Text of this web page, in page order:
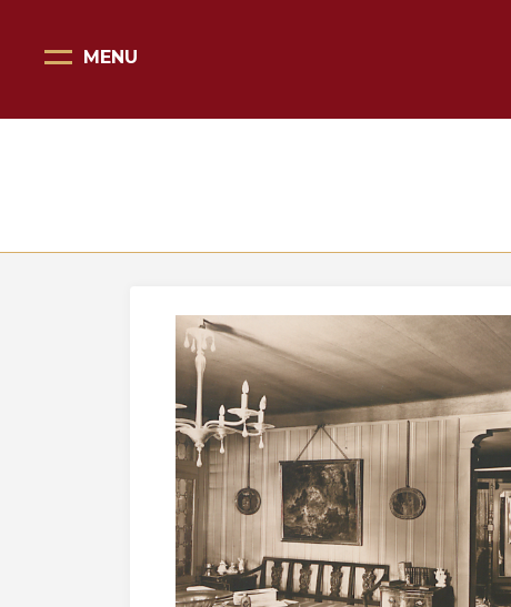
MENU
Eventi e noleggi
Bottega del Vittoriale
Negozi del Vittoriale
Orari di apertura e prezzi
Acquista Biglietti